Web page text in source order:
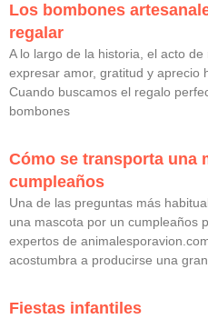
Los bombones
regalar
A lo largo de la historia, el acto
expresar amor, gratitud y aprecio
Cuando buscamos el regalo
bombones
Cómo se transporta una
cumpleaños
Una de las preguntas más
una mascota por un cumpleaños
expertos de
acostumbra a producirse una gran
Fiestas infantiles